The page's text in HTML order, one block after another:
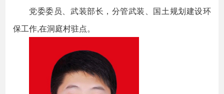
党委委员、武装部长，分管武装、国土规划建设环
保工作,在洞庭村驻点。